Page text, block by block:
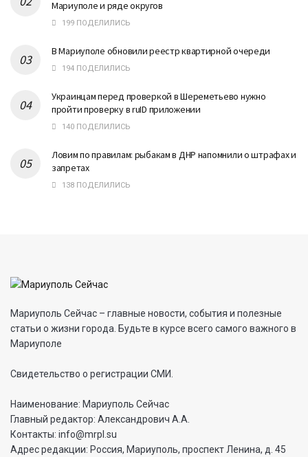
Мариуполе и ряде округов
199 ПОДЕЛИЛИСЬ
В Мариуполе обновили реестр квартирной очереди
194 ПОДЕЛИЛИСЬ
Украинцам перед проверкой в Шереметьево нужно
пройти проверку в ruID приложении
140 ПОДЕЛИЛИСЬ
Ловим по правилам: рыбакам в ДНР напомнили о штрафах и
запретах
138 ПОДЕЛИЛИСЬ
Мариуполь Сейчас – главные новости, события и полезные
статьи о жизни города. Будьте в курсе всего самого важного в
Мариуполе
Свидетельство о регистрации СМИ.
Наименование: Мариуполь Сейчас
Главный редактор: Александрович А.А.
Контакты: info@mrpl.su
Адрес редакции: Россия, Мариуполь, проспект Ленина, д. 45